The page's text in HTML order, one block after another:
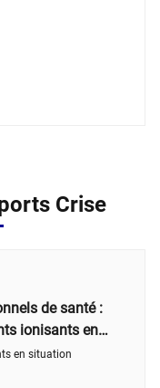
Crise
de santé :
ionisants en
en situation